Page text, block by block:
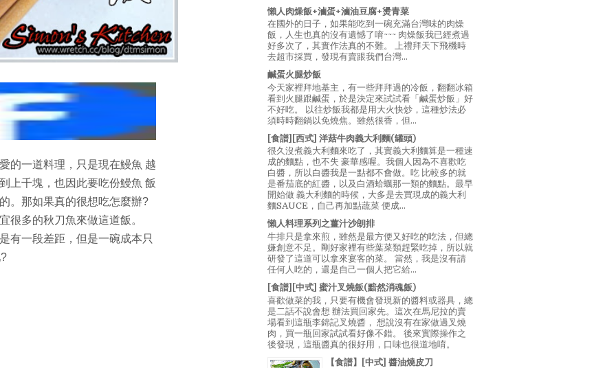
的一道料理，只是現在鰻魚 越
上千塊，也因此要吃份鰻魚 飯
。那如果真的很想吃怎麼辦?
很多的秋刀魚來做這道飯。
有一段差距，但是一碗成本只
懶人肉燥飯+滷蛋+滷油豆腐+燙青菜
在國外的日子，如果能吃到一碗充滿台灣味的肉燥
飯，人生也真的沒有遺憾了唷~~~ 肉燥飯我已經煮過
好多次了，其實作法真的不難。 上禮拜天下飛機時
去超市採買，發現有賣跟我們台灣...
鹹蛋火腿炒飯
今天家裡拜地基主，有一些拜拜過的冷飯，翻翻冰箱
看到火腿跟鹹蛋，於是決定來試試看「鹹蛋炒飯」好
不好吃。 以往炒飯我都是用大火快炒，這種炒法必
須時時翻鍋以免燒焦。雖然很香，但...
[食譜][西式] 洋菇牛肉義大利麵(罐頭)
很久沒煮義大利麵來吃了，其實義大利麵算是一種速
成的麵點，也不失 豪華感喔。我個人因為不喜歡吃
白醬，所以白醬我是一點都不會做。吃 比較多的就
是番茄底的紅醬，以及白酒蛤蠣那一類的麵點。最早
開始做 義大利麵的時候，大多是去買現成的義大利
麵SAUCE，自己再加點蔬菜 便成...
懶人料理系列之薑汁沙朗排
牛排只是拿來煎，雖然是最方便又好吃的吃法，但總
嫌創意不足。剛好家裡有些葉菜類趕緊吃掉，所以就
研發了這道可以拿來宴客的菜。 當然，我是沒有請
任何人吃的，還是自己一個人把它給...
[食譜][中式] 蜜汁叉燒飯(黯然消魂飯)
喜歡做菜的我，只要有機會發現新的醬料或器具，總
是二話不說會想 辦法買回家先。這次在馬尼拉的賣
場看到這瓶李錦記叉燒醬， 想說沒有在家做過叉燒
肉，買一瓶回家試試看好像不錯。 後來實際操作之
後發現，這瓶醬真的很好用，口味也很道地唷。
【食譜】[中式] 醬油燒皮刀